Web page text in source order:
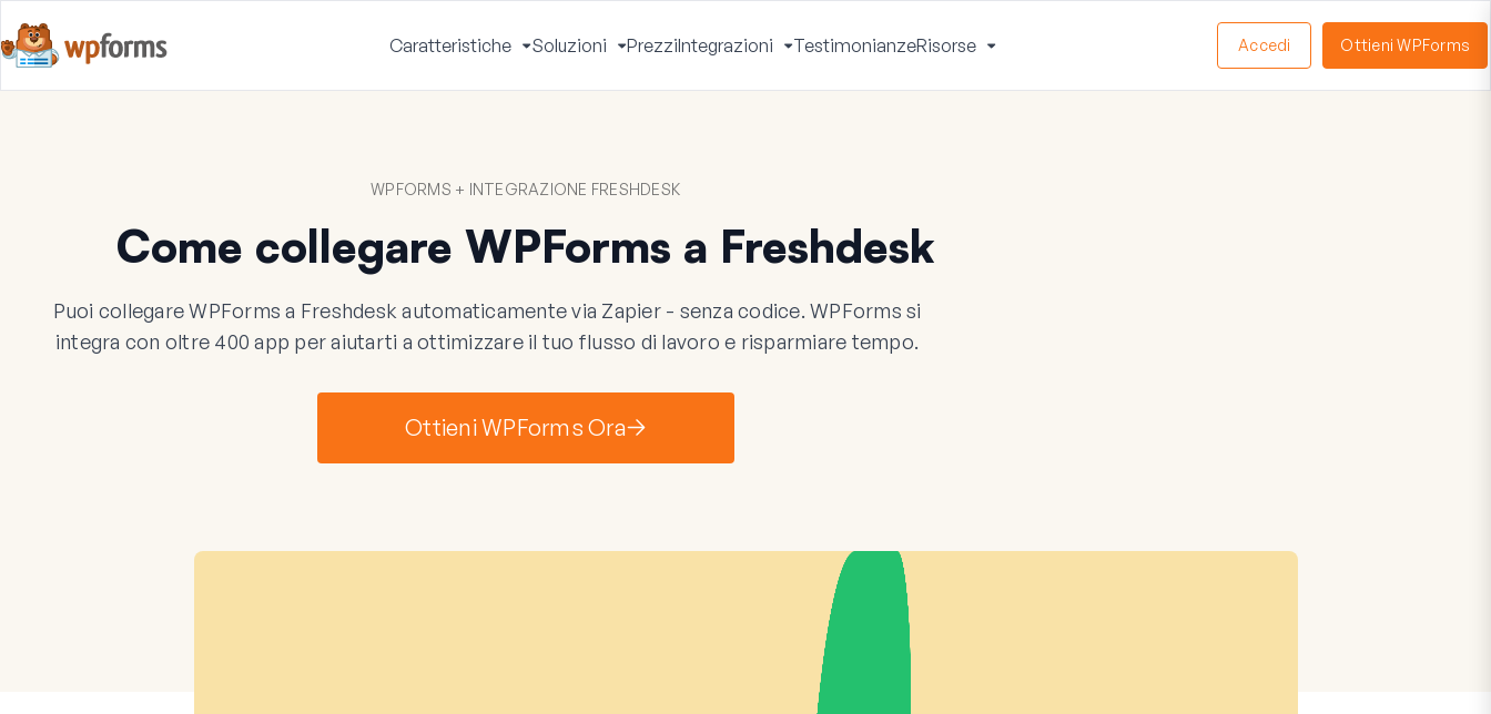
Caratteristiche
Apri
Menu
Soluzioni
Apri
Menu
PrezziIntegrazioni
Apri
Menu
TestimonianzeRisorse
Menu
Accedi Ottieni WPForms
WPFORMS + INTEGRAZIONE FRESHDESK
Come collegare WPForms a Freshdesk
Puoi collegare WPForms a Freshdesk automaticamente via Zapier - senza codice. WPForms si
integra con oltre 400 app per aiutarti a ottimizzare il tuo flusso di lavoro e risparmiare tempo.
Ottieni WPForms Ora